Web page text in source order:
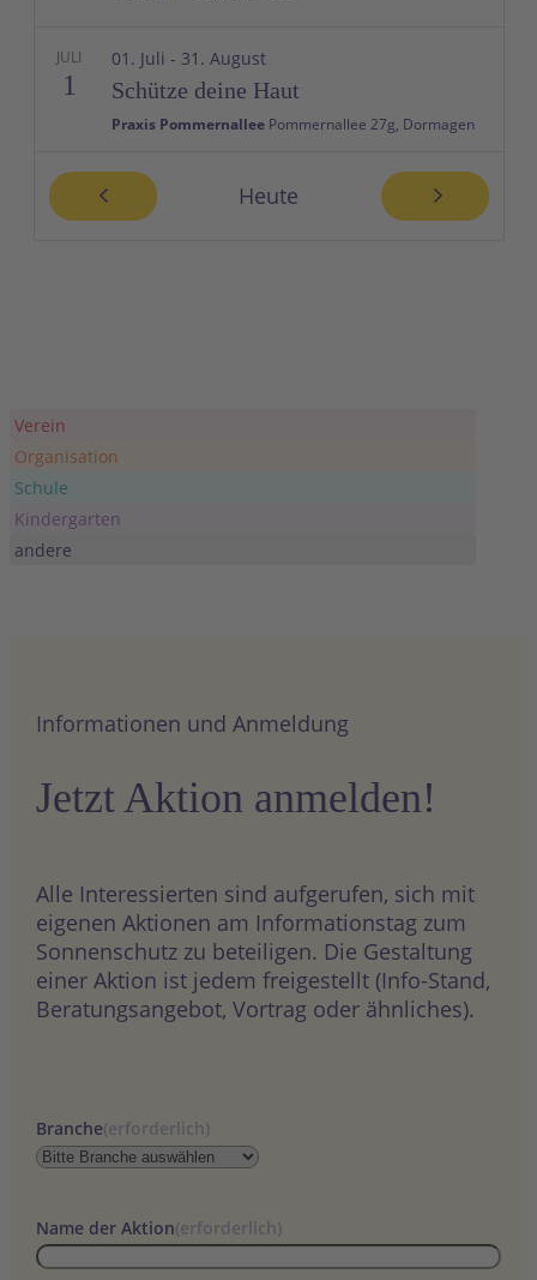
JULI
1 Schütze deine Haut
01. Juli - 31. August
Praxis Pommernallee Pommernallee 27g, Dormagen
6 Sonnen- und Hitzeschutzkampagne
06. Juli 07. August
Jugend) am Nachmittag
AUG.
Heute
Verein
Organisation
Schule
Kindergarten
andere
Informationen und Anmeldung
Jetzt Aktion anmelden!
Alle Interessierten sind aufgerufen, sich mit
eigenen Aktionen am Informationstag zum
Sonnenschutz zu beteiligen. Die Gestaltung
einer Aktion ist jedem freigestellt (Info-Stand,
Beratungsangebot, Vortrag oder ähnliches).
Branche(erforderlich)
Name der Aktion(erforderlich)